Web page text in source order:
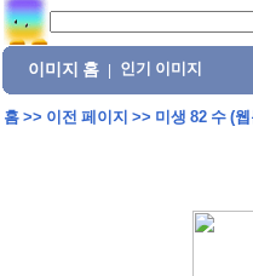
이미지 홈 인기 이미지
홈>> 이전 페이지 >> 미생 82 수 (